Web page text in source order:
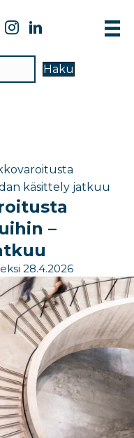
Haku
käsittely jatkuu
–
28.4.2026